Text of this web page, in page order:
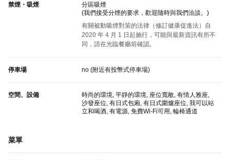
禁煙・吸煙
分區吸煙
(我們接受分煙的要求，歡迎隨時與我們洽談。 )
有關被動吸煙對策的法律（修訂健康促進法）自
2020 年 4 月 1 日起施行，可能與最新資訊有所不
同，請在光臨餐廳前確認。
停車場 no (附近有投幣式停車場)
空間、設備
時尚的環境, 平靜的環境, 座位寬敞, 有情人雅座,
沙發座位, 有日式包廂, 有日式圍爐座位, 我可以站
立和喝酒, 有電源, 免費Wi-Fi可用, 輪椅通道
菜單